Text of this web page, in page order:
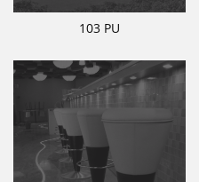
103 PU